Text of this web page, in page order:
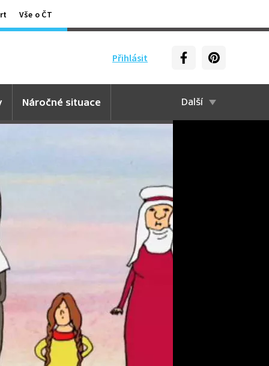
Vše o ČT
Přihlásit
Náročné situace Další